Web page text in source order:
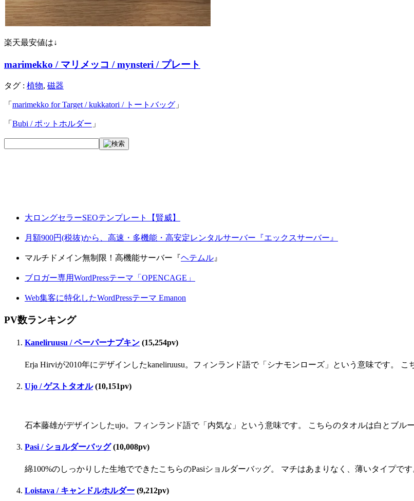
楽天最安値は↓
marimekko / マリメッコ / mynsteri / プレート
タグ : 植物, 磁器
「 marimekko for Target / kukkatori / トートバッグ 」
「 Bubi / ポットホルダー 」
大ロングセラーSEOテンプレート【賢威】
月額900円(税抜)から、高速・多機能・高安定レンタルサーバー『エックスサーバー』
マルチドメイン無制限！高機能サーバー『ヘテムル 』
ブロガー専用WordPressテーマ「OPENCAGE」
Web集客に特化したWordPressテーマ Emanon
PV数ランキング
Kaneliruusu / ペーパーナプキン (15,254pv)
Erja Hirviが2010年にデザインしたkaneliruusu。フィンランド語で「シナモンローズ」という意味です。
Ujo / ゲストタオル(10,151pv)
石本藤雄がデザインしたujo。フィンランド語で「内気な」という意味です。 こちらのタオルは白とブル
Pasi / ショルダーバッグ(10,008pv)
綿100%のしっかりした生地でできたこちらのPasiショルダーバッグ。 マチはあまりなく、薄いタイプで
Loistava / キャンドルホルダー (9,212pv)